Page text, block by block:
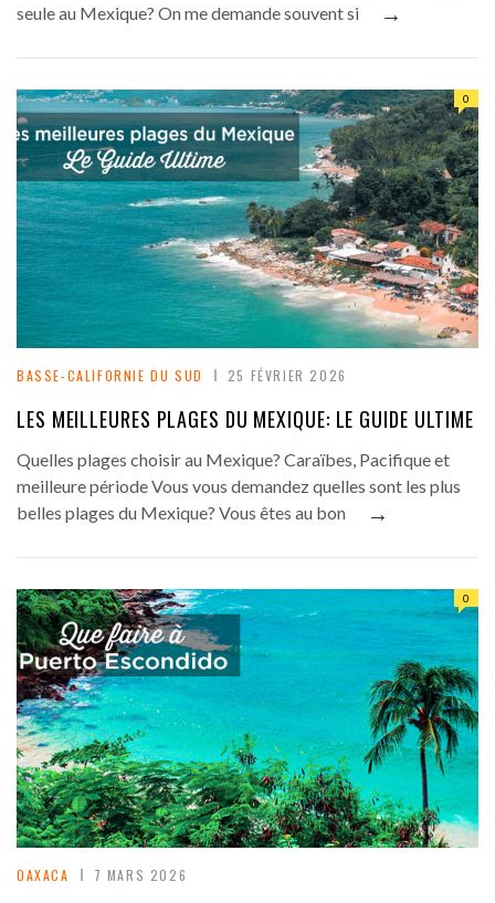
seule au Mexique? On me demande souvent si
→
0
BASSE-CALIFORNIE DU SUD 25 FÉVRIER 2026
LES MEILLEURES PLAGES DU MEXIQUE: LE GUIDE ULTIME
Quelles plages choisir au Mexique? Caraïbes, Pacifique et
meilleure période Vous vous demandez quelles sont les plus
belles plages du Mexique? Vous êtes au bon
→
0
OAXACA 7 MARS 2026